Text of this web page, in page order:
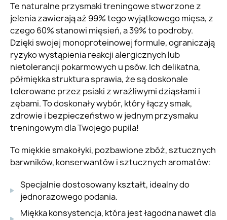
Te naturalne przysmaki treningowe stworzone z
jelenia zawierają aż 99% tego wyjątkowego mięsa, z
czego 60% stanowi mięsień, a 39% to podroby.
Dzięki swojej monoproteinowej formule, ograniczają
ryzyko wystąpienia reakcji alergicznych lub
nietolerancji pokarmowych u psów. Ich delikatna,
półmiękka struktura sprawia, że są doskonale
tolerowane przez psiaki z wrażliwymi dziąsłami i
zębami. To doskonały wybór, który łączy smak,
zdrowie i bezpieczeństwo w jednym przysmaku
treningowym dla Twojego pupila!
To miękkie smakołyki, pozbawione zbóż, sztucznych
barwników, konserwantów i sztucznych aromatów:
Specjalnie dostosowany kształt, idealny do
jednorazowego podania.
Miękka konsystencja, która jest łagodna nawet dla